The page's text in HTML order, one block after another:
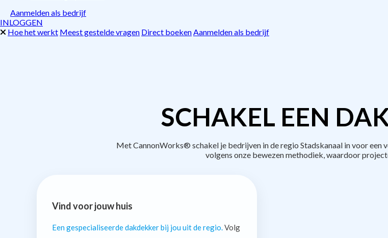
Aanmelden als bedrijf
INLOGGEN
Hoe het werkt Meest gestelde vragen Direct boekenAanmelden als bedrijf
SCHAKEL EEN
Met CannonWorks® schakel je bedrijven in de regio Stadskanaal in voor
volgens onze bewezen methodiek, waardoor
Vind voor jouw huis
Een gespecialiseerde dakdekker bij jou uit de regio. Volg